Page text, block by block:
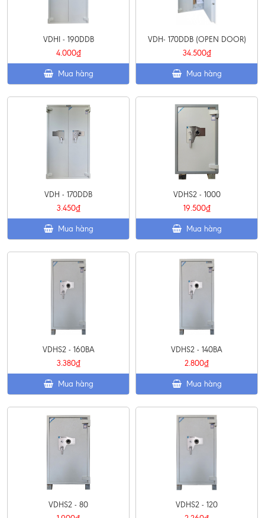
VDHI - 190DDB
4.000₫
Mua hàng
VDH- 170DDB (OPEN DOOR)
34.500₫
Mua hàng
VDH - 170DDB
3.450₫
Mua hàng
VDHS2 - 1000
19.500₫
Mua hàng
VDHS2 - 160BA
3.380₫
Mua hàng
VDHS2 - 140BA
2.800₫
Mua hàng
VDHS2 - 80
VDHS2 - 120